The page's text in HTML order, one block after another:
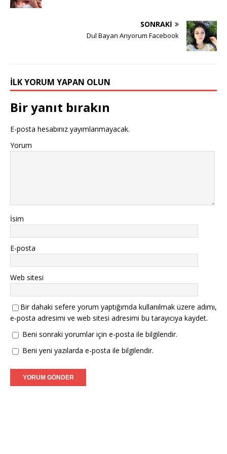
SONRAKI
Dul Bayan Arıyorum Facebook
İLK YORUM YAPAN OLUN
Bir yanıt bırakın
E-posta hesabınız yayımlanmayacak.
Yorum
İsim
E-posta
Web sitesi
Bir dahaki sefere yorum yaptığımda kullanılmak üzere adımı,
e-posta adresimi ve web sitesi adresimi bu tarayıcıya kaydet.
Beni sonraki yorumlar için e-posta ile bilgilendir.
Beni yeni yazılarda e-posta ile bilgilendir.